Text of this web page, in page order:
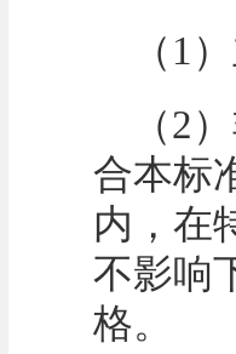
（1
（2
合本标
内，在
不影响
格。